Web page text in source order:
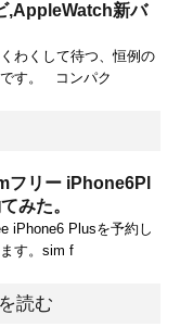
,AppleWatch新バ
わくして待つ、恒例の
す。 コンパク
フリー iPhone6Pl
みた。
iPhone6 Plusを予約し
す。sim f
読む